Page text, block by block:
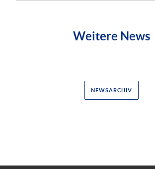
Weitere News
NEWSARCHIV